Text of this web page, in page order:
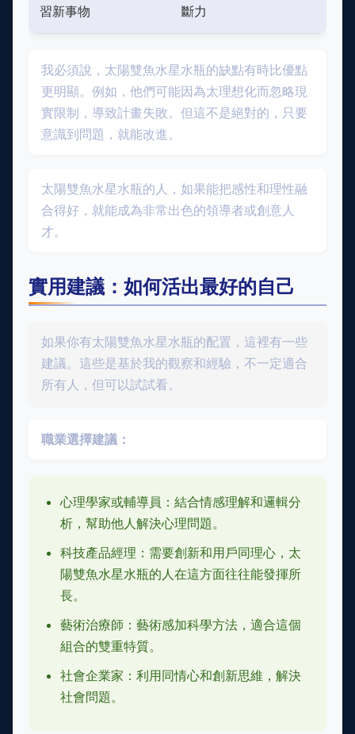
習新事物
斷力
我必須說，太陽雙魚水星水瓶的缺點有時比優點
更明顯。例如，他們可能因為太理想化而忽略現
實限制，導致計畫失敗。但這不是絕對的，只要
意識到問題，就能改進。
太陽雙魚水星水瓶的人，如果能把感性和理性融
合得好，就能成為非常出色的領導者或創意人
才。
實用建議：如何活出最好的自己
如果你有太陽雙魚水星水瓶的配置，這裡有一些
建議。這些是基於我的觀察和經驗，不一定適合
所有人，但可以試試看。
職業選擇建議：
心理學家或輔導員：結合情感理解和邏輯分
析，幫助他人解決心理問題。
科技產品經理：需要創新和用戶同理心，太
陽雙魚水星水瓶的人在這方面往往能發揮所
長。
藝術治療師：藝術感加科學方法，適合這個
組合的雙重特質。
社會企業家：利用同情心和創新思維，解決
社會問題。